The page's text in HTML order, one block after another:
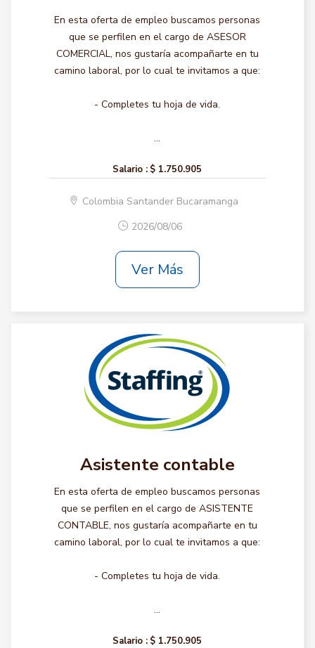
En esta oferta de empleo buscamos personas
que se perfilen en el cargo de ASESOR
COMERCIAL, nos gustaría acompañarte en tu
camino laboral, por lo cual te invitamos a que:
- Completes tu hoja de vida.
...
Salario : $ 1.750.905
Colombia Santander Bucaramanga
2026/08/06
Ver Más
Asistente contable
En esta oferta de empleo buscamos personas
que se perfilen en el cargo de ASISTENTE
CONTABLE, nos gustaría acompañarte en tu
camino laboral, por lo cual te invitamos a que:
- Completes tu hoja de vida.
...
Salario : $ 1.750.905